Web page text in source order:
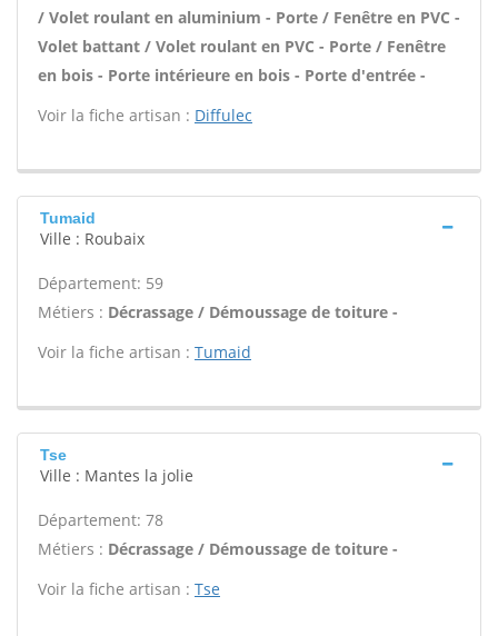
/ Volet roulant en aluminium - Porte / Fenêtre en PVC -
Volet battant / Volet roulant en PVC - Porte / Fenêtre
en bois - Porte intérieure en bois - Porte d'entrée -
Voir la fiche artisan : Diffulec
Tumaid
Ville : Roubaix
Département: 59
Métiers : Décrassage / Démoussage de toiture -
Voir la fiche artisan : Tumaid
Tse
Ville : Mantes la jolie
Département: 78
Métiers : Décrassage / Démoussage de toiture -
Voir la fiche artisan : Tse